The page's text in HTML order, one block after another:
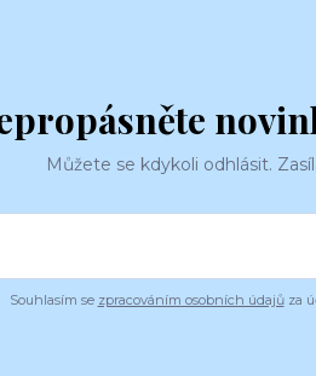
Můžete se kdykoli odhlásit.
Souhlasím se zpracováním osobních údajůza